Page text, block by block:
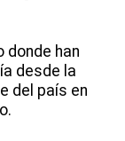
donde han
desde la
del país en